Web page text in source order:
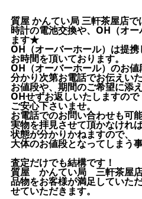
質屋 かんてい局 三軒茶屋店で
時計の電池交換や、OH（オ
ます★
OH（オーバーホール）は提
お時間を頂いております。
OH（オーバーホール）のお
分かり次第お電話でお伝えい
お値段や、期間のご希望に添
OHせずお返しいたしますので
ご安心下さいませ。
お電話でのお問い合わせも可
実物を拝見させて頂かなけれ
状態が分かりかねますので、
大体のお値段となってしまう
査定だけでも結構です！
質屋 かんてい局 三軒茶屋店
品物をお客様が満足していた
せていただきます。